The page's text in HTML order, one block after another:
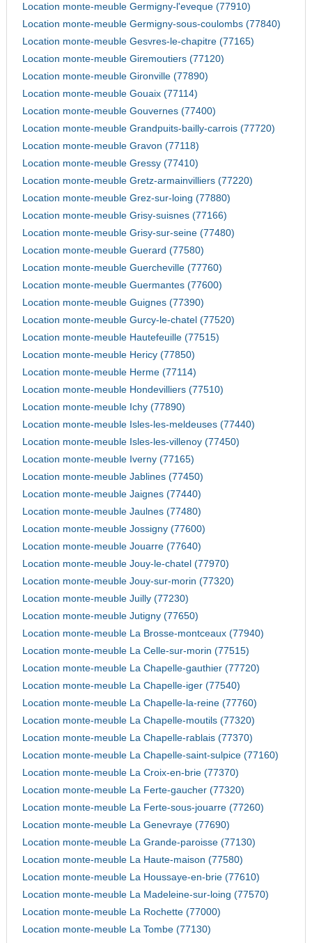
Location monte-meuble Germigny-l'eveque (77910)
Location monte-meuble Germigny-sous-coulombs (77840)
Location monte-meuble Gesvres-le-chapitre (77165)
Location monte-meuble Giremoutiers (77120)
Location monte-meuble Gironville (77890)
Location monte-meuble Gouaix (77114)
Location monte-meuble Gouvernes (77400)
Location monte-meuble Grandpuits-bailly-carrois (77720)
Location monte-meuble Gravon (77118)
Location monte-meuble Gressy (77410)
Location monte-meuble Gretz-armainvilliers (77220)
Location monte-meuble Grez-sur-loing (77880)
Location monte-meuble Grisy-suisnes (77166)
Location monte-meuble Grisy-sur-seine (77480)
Location monte-meuble Guerard (77580)
Location monte-meuble Guercheville (77760)
Location monte-meuble Guermantes (77600)
Location monte-meuble Guignes (77390)
Location monte-meuble Gurcy-le-chatel (77520)
Location monte-meuble Hautefeuille (77515)
Location monte-meuble Hericy (77850)
Location monte-meuble Herme (77114)
Location monte-meuble Hondevilliers (77510)
Location monte-meuble Ichy (77890)
Location monte-meuble Isles-les-meldeuses (77440)
Location monte-meuble Isles-les-villenoy (77450)
Location monte-meuble Iverny (77165)
Location monte-meuble Jablines (77450)
Location monte-meuble Jaignes (77440)
Location monte-meuble Jaulnes (77480)
Location monte-meuble Jossigny (77600)
Location monte-meuble Jouarre (77640)
Location monte-meuble Jouy-le-chatel (77970)
Location monte-meuble Jouy-sur-morin (77320)
Location monte-meuble Juilly (77230)
Location monte-meuble Jutigny (77650)
Location monte-meuble La Brosse-montceaux (77940)
Location monte-meuble La Celle-sur-morin (77515)
Location monte-meuble La Chapelle-gauthier (77720)
Location monte-meuble La Chapelle-iger (77540)
Location monte-meuble La Chapelle-la-reine (77760)
Location monte-meuble La Chapelle-moutils (77320)
Location monte-meuble La Chapelle-rablais (77370)
Location monte-meuble La Chapelle-saint-sulpice (77160)
Location monte-meuble La Croix-en-brie (77370)
Location monte-meuble La Ferte-gaucher (77320)
Location monte-meuble La Ferte-sous-jouarre (77260)
Location monte-meuble La Genevraye (77690)
Location monte-meuble La Grande-paroisse (77130)
Location monte-meuble La Haute-maison (77580)
Location monte-meuble La Houssaye-en-brie (77610)
Location monte-meuble La Madeleine-sur-loing (77570)
Location monte-meuble La Rochette (77000)
Location monte-meuble La Tombe (77130)